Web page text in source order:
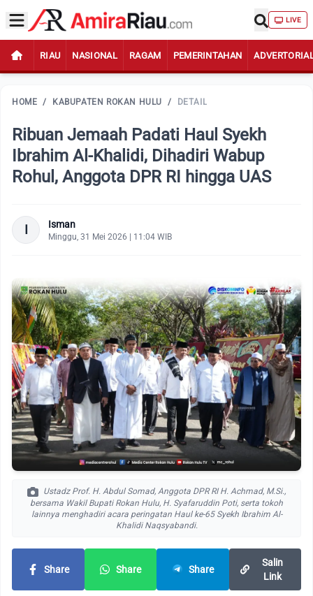
LIVE
RIAU NASIONAL RAGAM PEMERINTAHAN
HOME / KABUPATEN ROKAN HULU / DETAIL
Ribuan Jemaah Padati Haul Syekh
Ibrahim Al-Khalidi, Dihadiri Wabup
Rohul, Anggota DPR RI hingga UAS
I Isman
Minggu, 31 Mei 2026 | 11:04 WIB
Ustadz Prof. H. Abdul Somad, Anggota DPR RI H. Achmad, M.Si.,
bersama Wakil Bupati Rokan Hulu, H. Syafaruddin Poti, serta tokoh
lainnya menghadiri acara peringatan Haul ke-65 Syekh Ibrahim Al-
Khalidi Naqsyabandi.
Share Share Share
Salin
Link